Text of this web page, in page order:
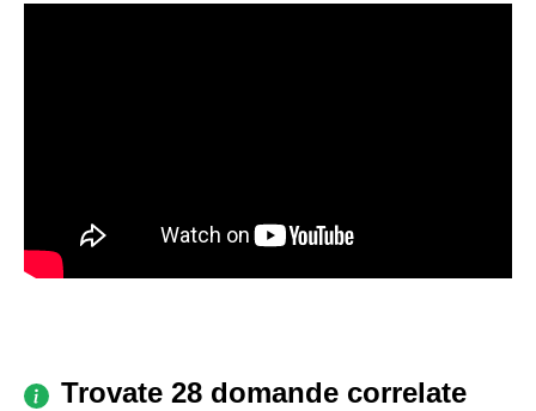
Trovate 28 domande correlate